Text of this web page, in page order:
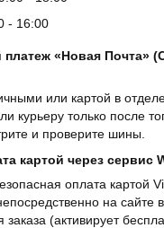
- 16:00
«Новая Почта»
или картой в
курьеру только после
и проверите шины.
картой через сервис
оплата картой
на сайте
(активирует